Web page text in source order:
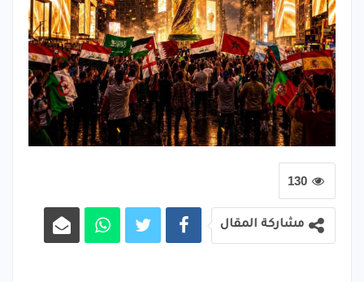
130
مشاركة المقال